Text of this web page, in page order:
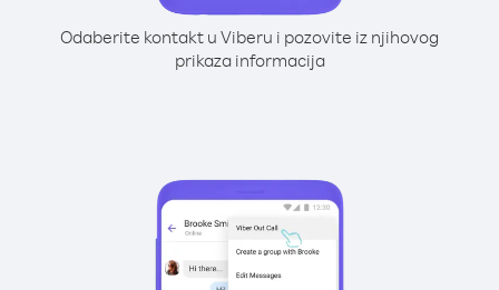
Odaberite kontakt u Viberu i pozovite iz njihovog
prikaza informacija